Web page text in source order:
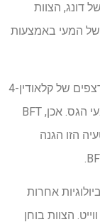
דונג, הצוות
המעי באמצעות
על ידי יצירת קלאודין-4 – חלבון מסיס שהציג רצפים של קלאודין-4
– ניסו החוקרים למנוע מהרעלן לקשור תאי המעי הגס. אכן, BFT
הזו הגנה
אחרות
הצוות בוחן